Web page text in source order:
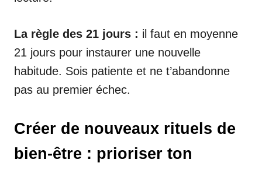
La règle des 21 jours : il faut en moyenne
21 jours pour instaurer une nouvelle
habitude. Sois patiente et ne t’abandonne
pas au premier échec.
Créer de nouveaux rituels de
bien-être : prioriser ton